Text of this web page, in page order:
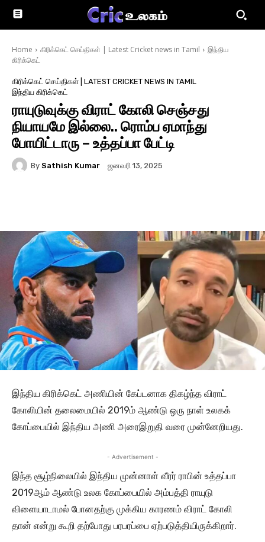
Home கிரிக்கெட் செய்திகள் | Latest Cricket news in Tamil
இந்திய
கிரிக்கெட்
கிரிக்கெட் செய்திகள் | LATEST CRICKET NEWS IN TAMIL
இந்திய கிரிக்கெட்
ராயுடுவுக்கு விராட் கோலி செஞ்சது
நியாயமே இல்லை.. ரொம்ப ஏமாந்து
போயிட்டாரு – உத்தப்பா பேட்டி
By Sathish Kumar ஜனவரி 13, 2025
இந்திய கிரிக்கெட் அணியின் கேப்டனாக திகழ்ந்த விராட்
கோலியின் தலைமையில் 2019ம் ஆண்டு ஒரு நாள் உலகக்
கோப்பையில் இந்திய அணி அரைஇறுதி வரை முன்னேறியது.
- Advertisement -
இந்த சூழ்நிலையில் இந்திய முன்னாள் வீரர் ராபின் உத்தப்பா
2019ஆம் ஆண்டு உலக கோப்பையில் அம்பத்தி ராயுடு
விளையாடாமல் போனதற்கு முக்கிய காரணம் விராட் கோலி
தான் என்று கூறி தற்போது பரபரப்பை ஏற்படுத்தியிருக்கிறார்.